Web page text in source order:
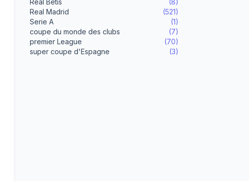
Real Betis
(8)
Real Madrid
(521)
Serie A
(1)
coupe du monde des clubs
(7)
premier League
(70)
super coupe d'Espagne
(3)